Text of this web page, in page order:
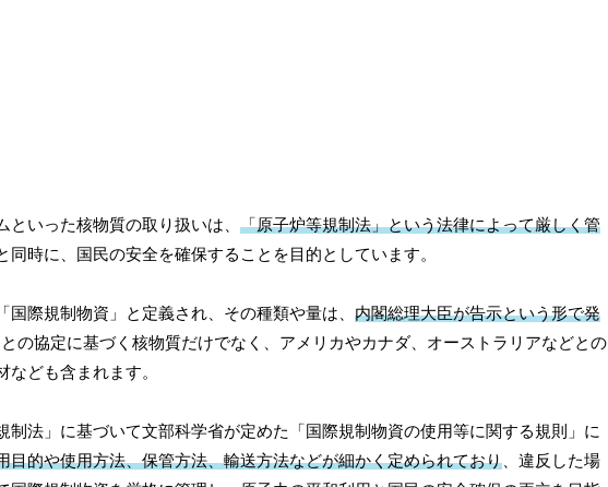
いった核物質の取り扱いは、 「原子炉等規制法」という法律によって厳しく管
時に、国民の安全を確保することを目的としています。
際規制物資」と定義され、その種類や量は、 内閣総理大臣が告示という形で発
の協定に基づく核物質だけでなく、アメリカやカナダ、オーストラリアなどとの
ども含まれます。
法」に基づいて文部科学省が定めた「国際規制物資の使用等に関する規則」に
目的や使用方法、保管方法、輸送方法などが細かく定められており 、違反した場